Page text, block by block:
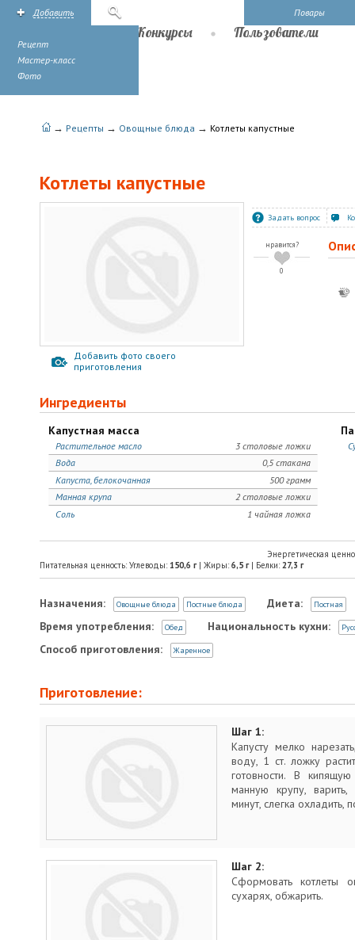
Повары
Добавить
Рецепт
Мастер-класс
Фото
Конкурсы Пользователи
→ Рецепты → Овощные блюда → Котлеты капустные
Котлеты капустные
Добавить фото своего
приготовления
Задать вопрос
нравится?
0
Ингредиенты
Капустная масса
3 столовые ложки
Растительное масло
0,5 стакана
Вода
500 грамм
Капуста, белокочанная
2 столовые ложки
Манная крупа
1 чайная ложка
Соль
Энергетическая
Питательная ценность: Углеводы: 150,6 г| Жиры: 6,5 г| Белки: 27,3 г
Назначения: Овощные блюда Постные блюда Диета: Постная
Время употребления: Обед Национальность кухни:
Способ приготовления: Жаренное
Приготовление:
Шаг 1:
Капусту мелко
воду, 1 ст. ложку
готовности. В
манную крупу,
минут, слегка охладить,
Шаг 2:
Сформовать котлеты
сухарях, обжарить.